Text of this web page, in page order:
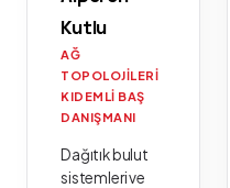
Kutlu
AĞ
TOPOLOJILERI
KIDEMLI BAŞ
DANIŞMANI
Dağıtık bulut
sistemleri ve